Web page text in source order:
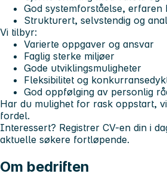
God systemforståelse, erfaren
Strukturert, selvstendig og
Vi tilbyr:
Varierte oppgaver og ansvar
Faglig sterke miljøer
Gode utviklingsmuligheter
Fleksibilitet og
God oppfølging av personlig
Har du mulighet for rask oppstart,
fordel.
Interessert? Registrer CV-en din i
aktuelle søkere fortløpende.
Om bedriften